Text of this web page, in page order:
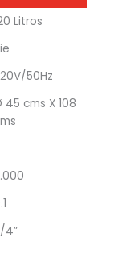
Litros
50Hz
45 cms X 108
4”